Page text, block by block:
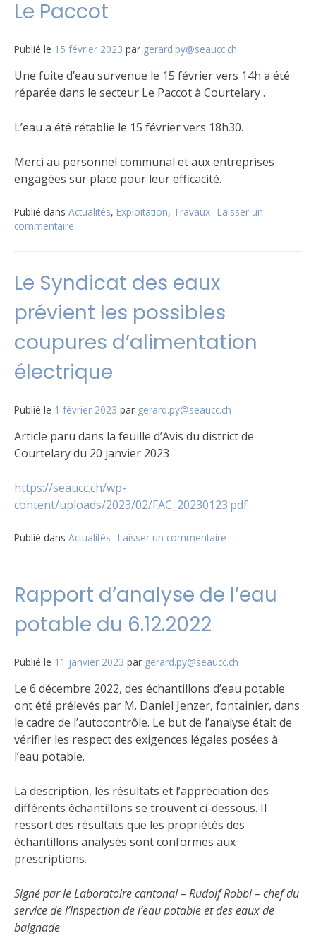
Le Paccot
Publié le 15 février 2023 par gerard.py@seaucc.ch
Une fuite d’eau survenue le 15 février vers 14h a été
réparée dans le secteur Le Paccot à Courtelary .
L’eau a été rétablie le 15 février vers 18h30.
Merci au personnel communal et aux entreprises
engagées sur place pour leur efficacité.
Publié dans Actualités, Exploitation, Travaux Laisser un
commentaire
de-
/
Paccot
Le Syndicat des eaux
prévient les possibles
coupures d’alimentation
électrique
Publié le 1 février 2023 par gerard.py@seaucc.ch
Article paru dans la feuille d’Avis du district de
Courtelary du 20 janvier 2023
https://seaucc.ch/wp-
content/uploads/2023/02/FAC_20230123.pdf
Publié dans Actualités Laisser un commentaire
eaux
d’alimentation
Rapport d’analyse de l’eau
potable du 6.12.2022
Publié le 11 janvier 2023 par gerard.py@seaucc.ch
Le 6 décembre 2022, des échantillons d’eau potable
ont été prélevés par M. Daniel Jenzer, fontainier, dans
le cadre de l’autocontrôle. Le but de l’analyse était de
vérifier les respect des exigences légales posées à
l’eau potable.
La description, les résultats et l’appréciation des
différents échantillons se trouvent ci-dessous. Il
ressort des résultats que les propriétés des
échantillons analysés sont conformes aux
prescriptions.
Signé par le Laboratoire cantonal – Rudolf Robbi – chef du
service de l’inspection de l’eau potable et des eaux de
baignade